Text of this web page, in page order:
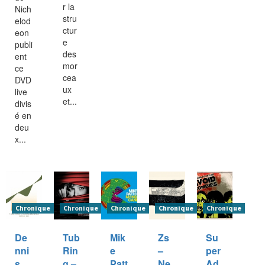
Nich
elod
eon
publi
ent
ce
DVD
live
divis
é en
deu
x...
r la
stru
ctur
e
des
mor
cea
ux
et...
Chronique
De
nni
Chronique
Tub
Rin
Chronique
Mik
e
Chronique
Zs
–
Chronique
Su
per